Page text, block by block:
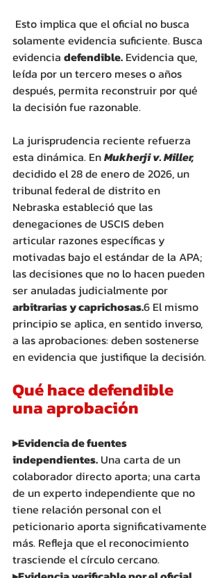
solamente evidencia suficiente. Busca
evidencia defendible. Evidencia que,
leída por un tercero meses o años
después, permita reconstruir por qué
la decisión fue razonable.
La jurisprudencia reciente refuerza
esta dinámica. En Mukherji v. Miller,
decidido el 28 de enero de 2026, un
tribunal federal de distrito en
Nebraska estableció que las
denegaciones de USCIS deben
articular razones específicas y
motivadas bajo el estándar de la APA;
las decisiones que no lo hacen pueden
ser anuladas judicialmente por
arbitrarias y caprichosas.6 El mismo
principio se aplica, en sentido inverso,
a las aprobaciones: deben sostenerse
en evidencia que justifique la decisión.
Qué hace defendible
una aprobación
▸Evidencia de fuentes
independientes. Una carta de un
colaborador directo aporta; una carta
de un experto independiente que no
tiene relación personal con el
peticionario aporta significativamente
más. Refleja que el reconocimiento
trasciende el círculo cercano.